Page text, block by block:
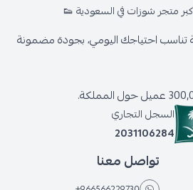
متجر شوزات في السعودية 👟
تناسب احتياجك اليومي، بجودة مضمونة
السجل التجاري
2031106284
تواصل معنا